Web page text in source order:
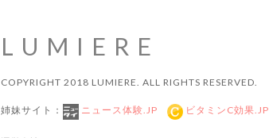
LUMIERE
COPYRIGHT 2018 LUMIERE. ALL RIGHTS RESERVED.
姉妹サイト： ニュース体験.JP ビタミンC効果.JP